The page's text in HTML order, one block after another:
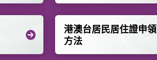
港澳台居民居住證申領
方法